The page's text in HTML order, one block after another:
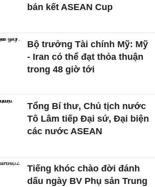
bán kết ASEAN Cup
Bộ trưởng Tài chính Mỹ: Mỹ
- Iran có thể đạt thỏa thuận
trong 48 giờ tới
Tổng Bí thư, Chủ tịch nước
Tô Lâm tiếp Đại sứ, Đại biện
các nước ASEAN
Tiếng khóc chào đời đánh
dấu ngày BV Phụ sản Trung